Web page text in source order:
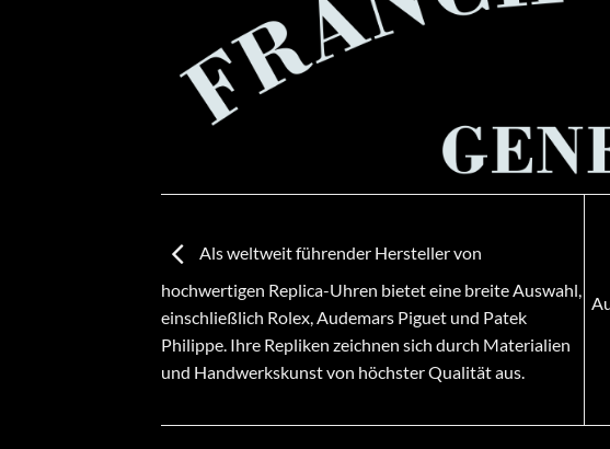
Als weltweit führender Hersteller von
hochwertigen Replica-Uhren bietet eine breite Auswahl,
einschließlich Rolex, Audemars Piguet und Patek
Philippe. Ihre Repliken zeichnen sich durch Materialien
und Handwerkskunst von höchster Qualität aus.